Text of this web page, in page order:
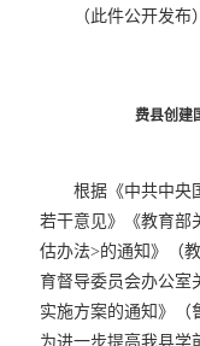
（此件公开发布）
费县创建
根据《中共中央
若干意见》《教育部
估办法>的通知》（
育督导委员会办公室
实施方案的通知》（
为进一步提高我县学